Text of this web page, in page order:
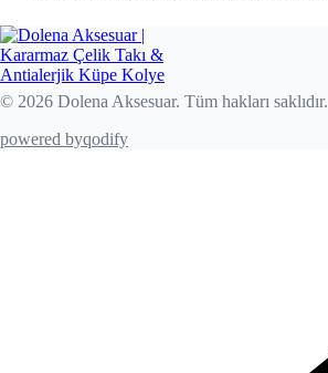
© 2026 Dolena Aksesuar. Tüm hakları saklıdır.
powered byqodify